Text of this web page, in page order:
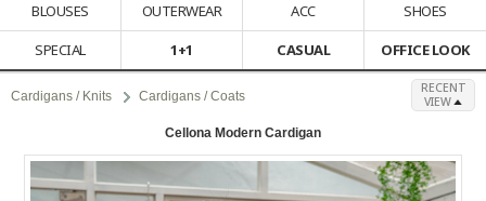
BLOUSES
OUTERWEAR ACC
SHOES
SPECIAL
1+1 CASUAL OFFICE LOOK
Cardigans / Knits Cardigans / Coats
RECENT
VIEW
Cellona Modern Cardigan